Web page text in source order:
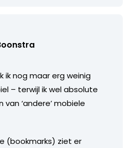
ik nog maar erg weinig
– terwijl ik wel absolute
‘andere’ mobiele
(bookmarks) ziet er